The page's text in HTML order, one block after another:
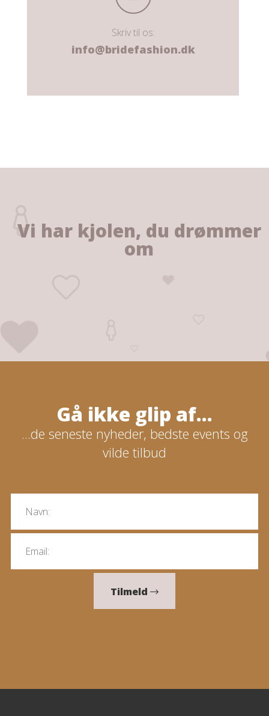
Skriv til os:
info@bridefashion.dk
Vi har kjolen, du drømmer
om
Gå ikke glip af...
...de seneste nyheder, bedste events og
vilde tilbud
Tilmeld